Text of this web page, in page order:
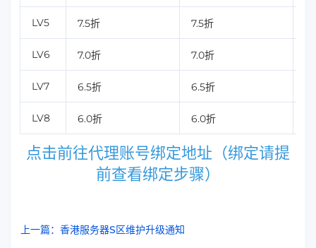
LV5 7.5折 7.5折
LV6 7.0折 7.0折
LV7 6.5折 6.5折
LV8 6.0折 6.0折
点击前往代理账号绑定地址（绑定请提
前查看绑定步骤）
上一篇：香港服务器S区维护升级通知